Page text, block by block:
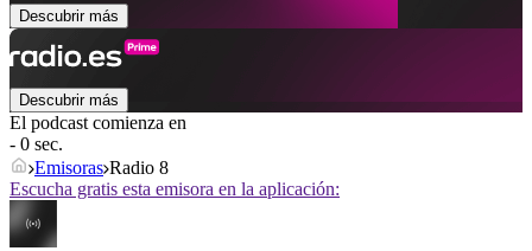
Descubrir más
Descubrir más
El podcast comienza en
- 0 sec.
Emisoras Radio 8
Escucha gratis esta emisora en la aplicación: